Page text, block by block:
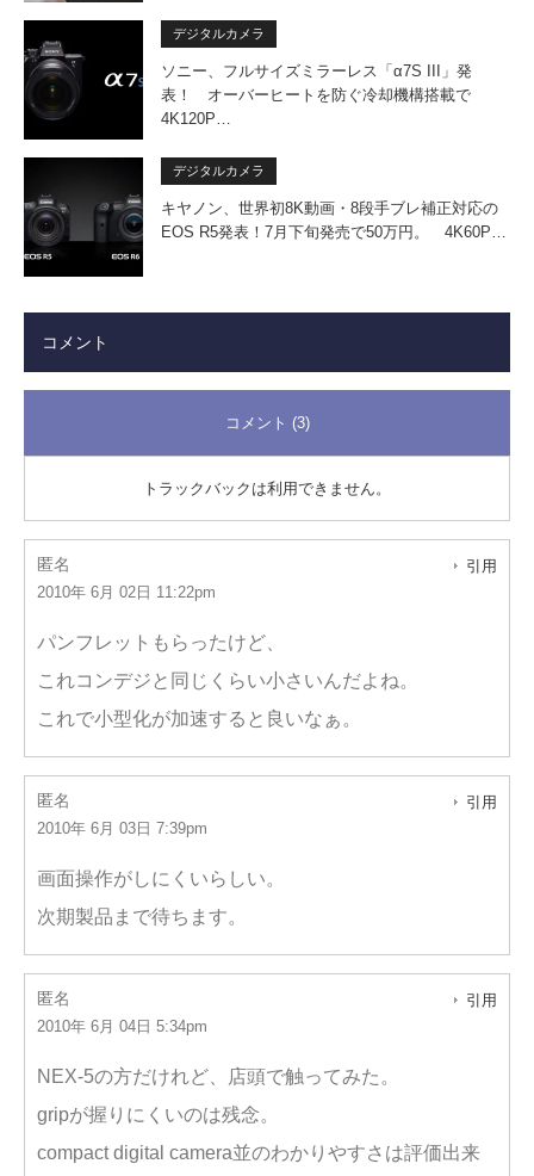
デジタルカメラ
ソニー、フルサイズミラーレス「α7S III」発
表！ オーバーヒートを防ぐ冷却機構搭載で
4K120P…
デジタルカメラ
キヤノン、世界初8K動画・8段手ブレ補正対応の
EOS R5発表！7月下旬発売で50万円。 4K60P…
コメント
コメント (3)
トラックバックは利用できません。
匿名
2010年 6月 02日 11:22pm
引用
パンフレットもらったけど、
これコンデジと同じくらい小さいんだよね。
これで小型化が加速すると良いなぁ。
匿名
2010年 6月 03日 7:39pm
引用
画面操作がしにくいらしい。
次期製品まで待ちます。
匿名
2010年 6月 04日 5:34pm
引用
NEX-5の方だけれど、店頭で触ってみた。
gripが握りにくいのは残念。
compact digital camera並のわかりやすさは評価出来